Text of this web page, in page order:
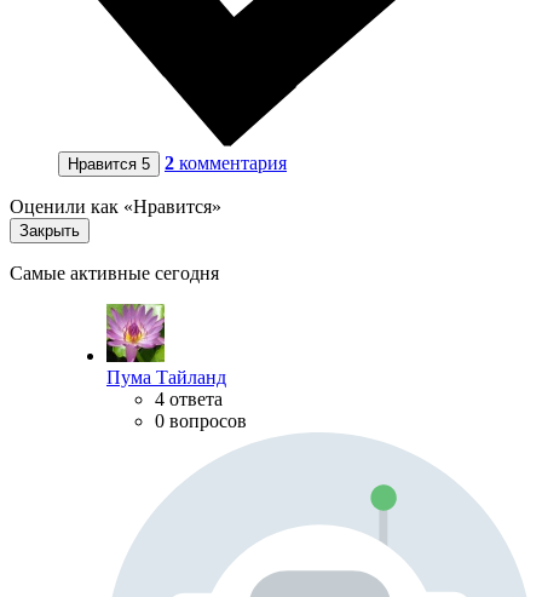
Нравится 5 2 комментария
Оценили как «Нравится»
Закрыть
Самые активные сегодня
Пума Тайланд
4 ответа
0 вопросов